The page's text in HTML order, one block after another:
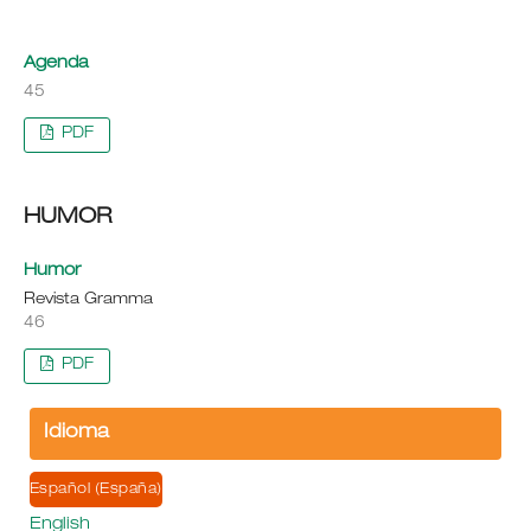
Agenda
45
PDF
HUMOR
Humor
Revista Gramma
46
PDF
Idioma
Español (España)
English